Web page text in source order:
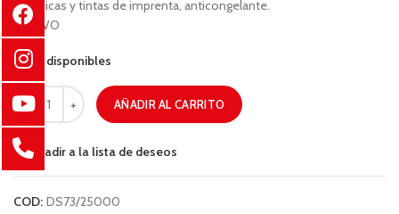
alquídicas y tintas de imprenta, anticongelante.
NOCIVO
97 disponibles
AÑADIR AL CARRITO
Añadir a la lista de deseos
COD: DS73/25000